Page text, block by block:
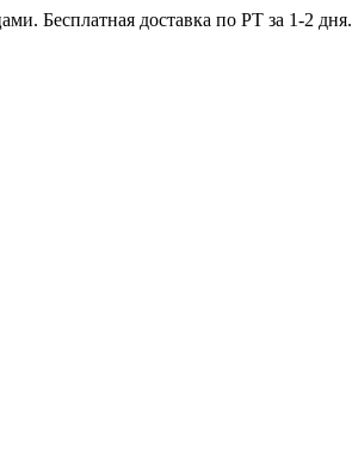
Бесплатная доставка по РТ за 1-2 дня.